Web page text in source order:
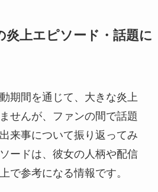
炎上エピソード・話題に
期間を通じて、大きな炎上
せんが、ファンの間で話題
来事について振り返ってみ
ードは、彼女の人柄や配信
で参考になる情報です。